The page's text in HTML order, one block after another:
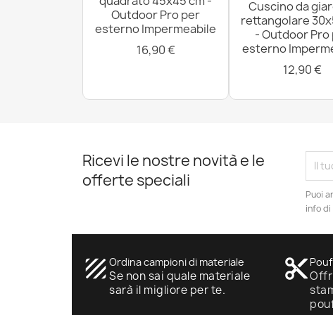
Outdoor Pro per
esterno Impermeabile
16,90 €
Cuscino da
rettangolare
- Outdoor Pro
esterno
12,90 €
Ricevi le nostre novità e le
offerte speciali
Puoi
info di
texture Ordina campioni di materiale
Se non sai quale materiale
sarà il migliore per te.
content_cut